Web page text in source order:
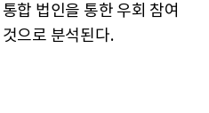
합 법인을 통한 우회 참여
으로 분석된다.